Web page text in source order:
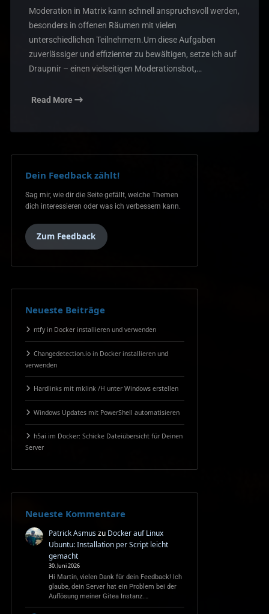
Moderation in Matrix kann schnell anspruchsvoll werden,
besonders in offenen Räumen mit vielen
unterschiedlichen Teilnehmern.Um diese Aufgaben
zuverlässiger und effizienter zu bewältigen, setze ich auf
Draupnir – einen vielseitigen Moderationsbot,…
Read More
Dein Feedback zählt!
Sag mir, wie dir die Seite gefällt, welche Themen
dich interessieren oder was ich verbessern kann.
Zum Feedback
Neueste Beiträge
ntfy in Docker installieren und verwenden
Changedetection.io in Docker installieren und
verwenden
Hardlinks mit mklink /H unter Windows erstellen
Windows Updates mit PowerShell automatisieren
h5ai im Docker: Schicke Dateiübersicht für Deinen
Server
Neueste Kommentare
Patrick Asmuszu Docker auf Linux
Ubuntu: Installation per Script leicht
gemacht
30. Juni 2026
Hi Martin, vielen Dank für dein Feedback! Ich
glaube, dein Server hat ein Problem bei der
Auflösung meiner Gitea Instanz.…